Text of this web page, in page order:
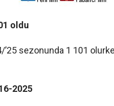
oldu
’25 sezonunda 1 101
2025